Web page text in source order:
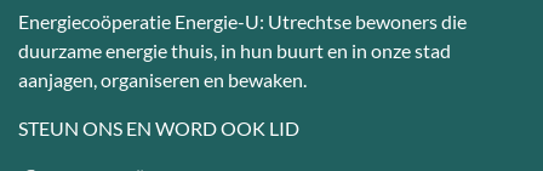
Energiecoöperatie Energie-U: Utrechtse bewoners die
duurzame energie thuis, in hun buurt en in onze stad
aanjagen, organiseren en bewaken.
STEUN ONS EN WORD OOK LID